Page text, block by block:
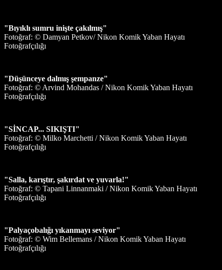
"Bıyıklı sumru inişte çakılmış"
Fotoğraf: © Damyan Petkov/ Nikon Komik Yaban Hayatı
Fotoğrafçılığı
"Düşünceye dalmış şempanze"
Fotoğraf: © Arvind Mohandas / Nikon Komik Yaban Hayatı
Fotoğrafçılığı
"SİNCAP... SIKIŞTI"
Fotoğraf: © Milko Marchetti / Nikon Komik Yaban Hayatı
Fotoğrafçılığı
"Salla, karıştır, şakırdat ve yuvarla!"
Fotoğraf: © Tapani Linnanmaki / Nikon Komik Yaban Hayatı
Fotoğrafçılığı
"Palyaçobalığı yıkanmayı seviyor"
Fotoğraf: © Wim Bellemans / Nikon Komik Yaban Hayatı
Fotoğrafçılığı